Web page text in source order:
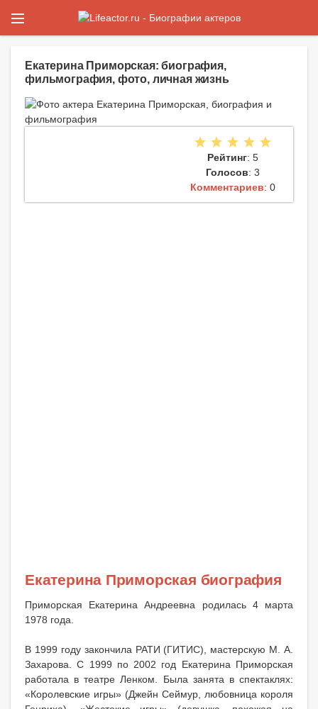
Екатерина Приморская: биография,
фильмография, фото, личная жизнь
Рейтинг: 5
Голосов: 3
Комментариев: 0
Екатерина Приморская биография
Приморская Екатерина Андреевна родилась 4 марта
1978 года.
В 1999 году закончила РАТИ (ГИТИС), мастерскую М. А.
Захарова. С 1999 по 2002 год Екатерина Приморская
работала в театре Ленком. Была занята в спектаклях:
«Королевские игры» (Джейн Сеймур, любовница короля